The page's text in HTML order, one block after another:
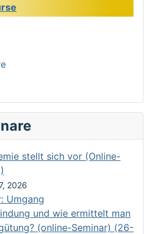
stellt sich vor (Online-
2026
Umgang
und wie ermittelt man
(online-Seminar) (26-